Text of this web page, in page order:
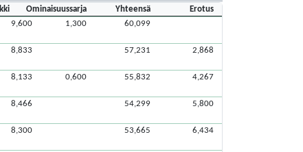
Ominaisuussarja Yhteensä
Erotus
9,600 1,300 60,099
8,833 57,231 2,868
8,133 0,600 55,832 4,267
8,466 54,299 5,800
8,300 53,665 6,434